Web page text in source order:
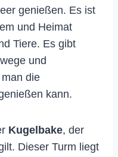
genießen. Es ist
und Heimat
Tiere. Es gibt
und
die
kann.
Kugelbake, der
Dieser Turm liegt